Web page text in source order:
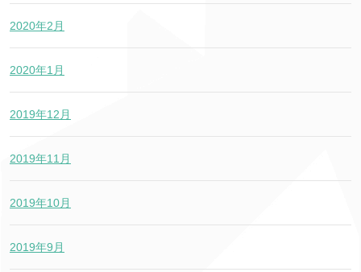
2020年2月
2020年1月
2019年12月
2019年11月
2019年10月
2019年9月